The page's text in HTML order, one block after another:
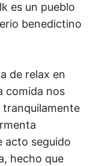
es un pueblo
benedictino
de relax en
comida nos
tranquilamente
acto seguido
hecho que